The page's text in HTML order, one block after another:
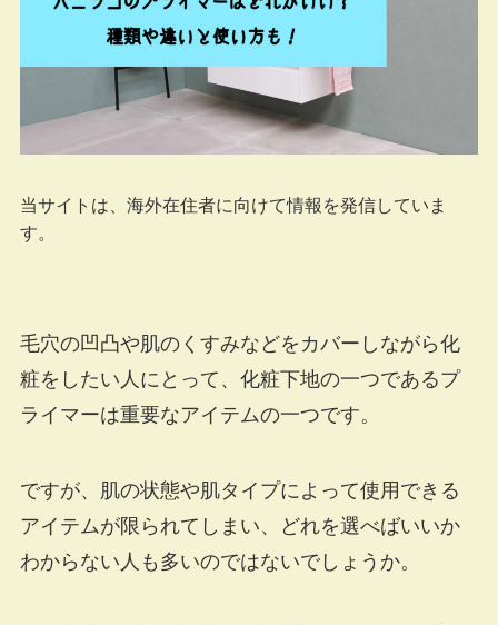
当サイトは、海外在住者に向けて情報を発信していま
す。
毛穴の凹凸や肌のくすみなどをカバーしながら化
粧をしたい人にとって、化粧下地の一つであるプ
ライマーは重要なアイテムの一つです。
ですが、肌の状態や肌タイプによって使用できる
アイテムが限られてしまい、どれを選べばいいか
わからない人も多いのではないでしょうか。